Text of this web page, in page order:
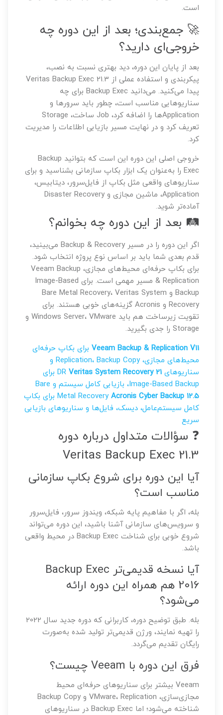
است.
🚀 جمع‌بندی؛ بعد از این دوره چه
خروجی‌ای دارید؟
بعد از پایان این دوره، دید بهتری نسبت به نصب،
پیکربندی و استفاده عملی از Veritas Backup Exec 21.3
پیدا می‌کنید. می‌دانید Backup Exec برای چه
سناریوهایی مناسب است، چطور باید سرورها و
Applicationها را اضافه کرد، Job ساخت، Storage
تعریف کرد و در نهایت مسیر بازیابی اطلاعات را مدیریت
کرد.
خروجی اصلی این دوره این است که بتوانید Backup
Exec را به‌عنوان یک ابزار بکاپ سازمانی بشناسید و برای
سناریوهای واقعی مثل بکاپ از فایل‌سرور، دیتابیس،
Application، ماشین مجازی و Disaster Recovery
آماده‌تر شوید.
🛤️ بعد از این دوره چه بخوانم؟
اگر این دوره را در مسیر Backup & Recovery می‌بینید،
قدم بعدی شما باید بر اساس نوع پروژه انتخاب شود.
برای بکاپ حرفه‌ای محیط‌های مجازی، Veeam Backup
& Replication مسیر مهمی است. برای Image-Based
Backup و Bare Metal Recovery، Veritas System
Recovery و Acronis گزینه‌های خوبی هستند. برای
تقویت زیرساخت هم باید Windows Server، VMware و
Storage را جدی بگیرید.
Veeam Backup & Replication V11 برای بکاپ حرفه‌ای
محیط‌های مجازی، Replication، Backup Copy و
سناریوهای DR Veritas System Recovery 21
برای
Image-Based Backup، بازیابی کامل سیستم و Bare
Metal Recovery Acronis Cyber Backup 12.5
برای بکاپ
کامل سیستم‌عامل، دیسک، فایل‌ها و سناریوهای بازیابی
سریع
❓ سؤالات متداول درباره دوره
Veritas Backup Exec 21.3
آیا این دوره برای شروع بکاپ سازمانی
مناسب است؟
بله، اگر با مفاهیم پایه شبکه، ویندوز سرور، فایل‌سرور
و سرویس‌های سازمانی آشنا باشید، این دوره می‌تواند
شروع خوبی برای شناخت Backup Exec در محیط واقعی
باشد.
آیا نسخه قدیمی‌تر Backup Exec
2016 هم همراه این دوره ارائه
می‌شود؟
بله. طبق توضیح دوره، کاربرانی که دوره جدید سال 2022
را تهیه نمایند، ورژن قدیمی‌تر تولید شده به‌صورت
رایگان تقدیم می‌گردد.
فرق این دوره با Veeam چیست؟
Veeam بیشتر برای سناریوهای حرفه‌ای محیط
مجازی‌سازی، VMware، Replication و Backup Copy
شناخته می‌شود؛ اما Backup Exec در سناریوهای